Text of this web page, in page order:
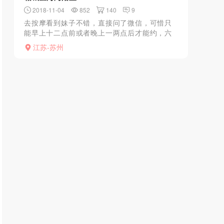
2018-11-04 852 140 9
去按摩看到妹子不错，直接问了微信，可惜只
能早上十二点前或者晚上一两点后才能约，六
百一次，开好房她过去，活好，还免费送一次
江苏-苏州